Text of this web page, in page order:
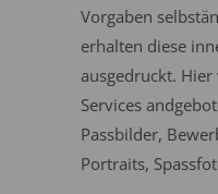
Vorgaben
erhalten diese
ausgedruckt.
Services
Passbilder,
Portraits,